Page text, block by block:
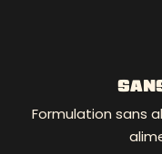
Formulation sans